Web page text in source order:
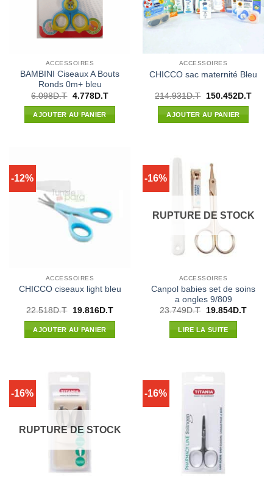
ACCESSOIRES
BAMBINI Ciseaux A Bouts
Ronds 0m+ bleu
6.098D.T Le
initial
était :
4.778D.TLe
AJOUTER AU PANIER
ACCESSOIRES
CHICCO sac maternité Bleu
214.931D.T
Le
initial
était :
150.452D.TLe
AJOUTER AU PANIER
-12%
ACCESSOIRES
CHICCO ciseaux light bleu
22.518D.T
Le
initial
était :
19.816D.TLe
AJOUTER AU PANIER
-16%
RUPTURE DE STOCK
ACCESSOIRES
Canpol babies set de soins
a ongles 9/809
23.749D.T
Le
initial
était :
19.854D.TLe
LIRE LA SUITE
-16%
RUPTURE DE STOCK
-16%